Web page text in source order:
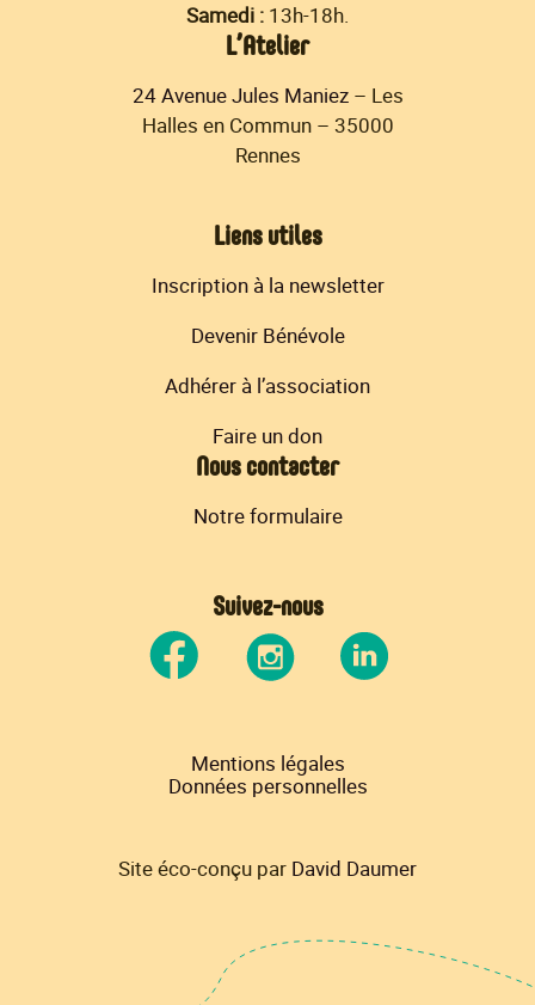
Samedi : 13h-18h.
L’Atelier
24 Avenue Jules Maniez– Les
Halles en Commun – 35000
Rennes
Liens utiles
Inscription à la newsletter
Devenir Bénévole
Adhérer à l’association
Faire un don
Nous contacter
Notre formulaire
Suivez-nous
Mentions légales
Données personnelles
Site éco-conçu par David Daumer